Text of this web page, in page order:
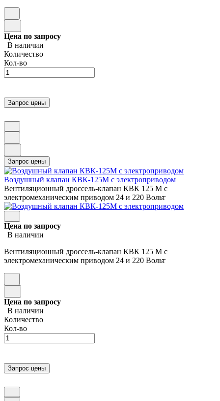
Цена по запросу
В наличии
Количество
Кол-во
Воздушный клапан КВК-125М с электроприводом
Вентиляционный дроссель-клапан КВК 125 М с
электромеханическим приводом 24 и 220 Вольт
Цена по запросу
В наличии
Вентиляционный дроссель-клапан КВК 125 М с
электромеханическим приводом 24 и 220 Вольт
Цена по запросу
В наличии
Количество
Кол-во